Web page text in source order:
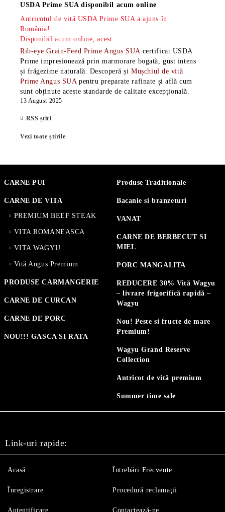
USDA Prime SUA disponibil acum online
Antricotul de vită USDA Prime SUA a ajuns în
România!
Disponibil acum online, acest
Rib-eye Grain-Feed Prime Angus SUA certificat USDA
Prime impresionează prin marmorare bogată, gust intens
și frăgezime naturală. Descoperă șiMușchiul de vită
Prime Angus SUA pentru preparate rafinate și află cum
sunt obținute aceste standarde de calitate excepțională.
13 August 2025
RSS știri
Vezi toate știrile
CARNE PUI
CARNE DE VITA
PREMIUM BEEF STEAK
VITA ROMANEASCA
VITA WAGYU
Vită Angus Premium
PRODUSE CARMANGERIE
CARNE DE CURCAN
CARNE DE PORC
NOU!!! GASCA SI RATA
Produse Traditionale
Bacanie si branzeturi
VANAT
CARNE DE BERBECUT SI
MIEL
PORC MANGALITA
REDUCERE 30% Vită Wagyu
– livrare frigorifică rapidă –
Wagyu
Nou! Peste si fructe de mare
Premium!
Wagyu Grand Reserve
Collection
Antricot de vită premium
Summer time sale
Link-uri rapide:
Acasă
Înregistrare
Autentificare
Întrebări Frecvente
Procedură reclamaţii
Contactează-ne